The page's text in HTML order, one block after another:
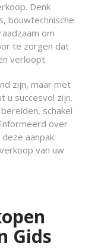
Denk
bouwtechnische
om
te zorgen dat
verloopt.
zijn, maar met
u succesvol zijn.
schakel
over
aanpak
van uw
Gids